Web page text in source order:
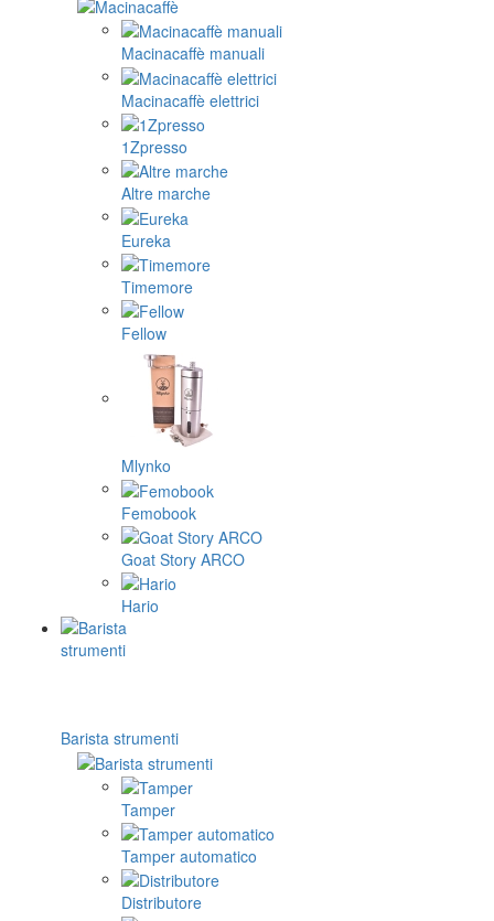
Macinacaffè manuali
Macinacaffè elettrici
1Zpresso
Altre marche
Eureka
Timemore
Fellow
Mlynko
Femobook
Goat Story ARCO
Hario
Barista strumenti
Tamper
Tamper automatico
Distributore